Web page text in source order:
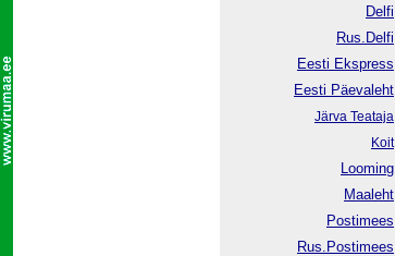
Delfi
Rus.Delfi
Eesti Ekspress
Eesti Päevaleht
Järva Teataja
Koit
Looming
Maaleht
Postimees
Rus.Postimees